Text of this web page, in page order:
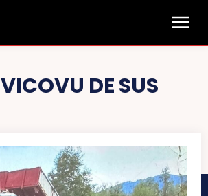
VICOVU DE SUS